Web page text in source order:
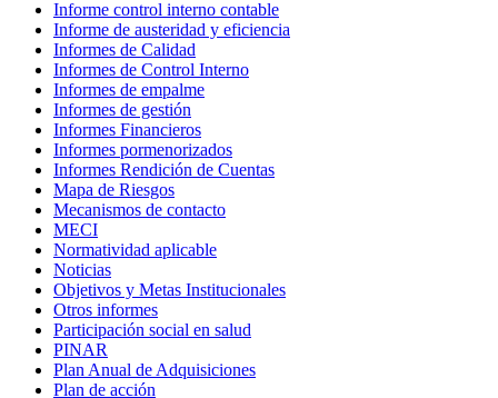
Informe control interno contable
Informe de austeridad y eficiencia
Informes de Calidad
Informes de Control Interno
Informes de empalme
Informes de gestión
Informes Financieros
Informes pormenorizados
Informes Rendición de Cuentas
Mapa de Riesgos
Mecanismos de contacto
MECI
Normatividad aplicable
Noticias
Objetivos y Metas Institucionales
Otros informes
Participación social en salud
PINAR
Plan Anual de Adquisiciones
Plan de acción